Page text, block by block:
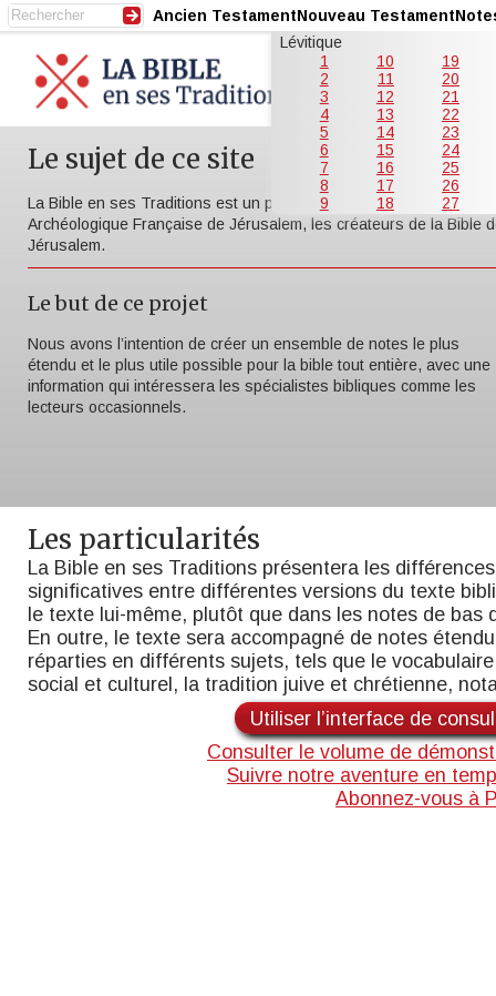
Ancien TestamentNouveau Testament
Lévitique
1
2
3
4
5
6
7
8
9
10
11
12
13
14
15
16
17
18
19
20
21
22
23
24
25
26
27
Le sujet de ce site
La Bible en ses Traditions est un projet de l’École Biblique et
Archéologique Française de Jérusalem, les créateurs de la Bible
Jérusalem.
Le but de ce projet
Nous avons l’intention de créer un ensemble de notes le plus
étendu et le plus utile possible pour la bible tout entière, avec une
information qui intéressera les spécialistes bibliques comme les
lecteurs occasionnels.
Les particularités
La Bible en ses Traditions présentera les différences
significatives entre différentes versions du texte
le texte lui-même, plutôt que dans les notes de bas
En outre, le texte sera accompagné de notes
réparties en différents sujets, tels que le
social et culturel, la tradition juive et chrétienne,
Utiliser l’interface de
Consulter le volume de
Suivre notre aventure en
Abonnez-vous à